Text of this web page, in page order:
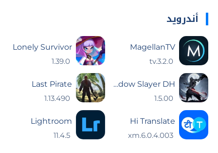
أندرويد
MagellanTV
Lonely Survivor
Shadow Slayer DH
Last Pirate
Hi Translate
Lightroom